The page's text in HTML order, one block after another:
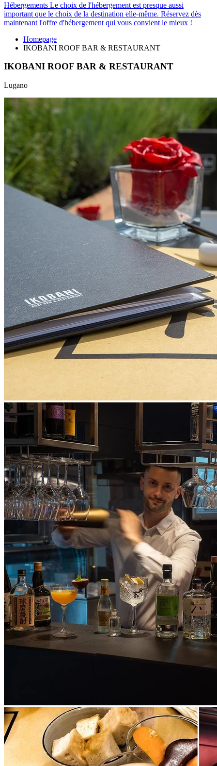
Hébergements Le choix de l'hébergement est presque aussi
important que le choix de la destination elle-même. Réservez dès
maintenant l'offre d'hébergement qui vous convient le mieux !
Homepage
IKOBANI ROOF BAR & RESTAURANT
IKOBANI ROOF BAR & RESTAURANT
Lugano